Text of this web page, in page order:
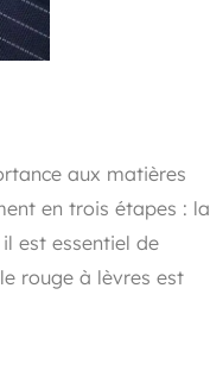
aux matières
en trois étapes : la
est essentiel de
rouge à lèvres est